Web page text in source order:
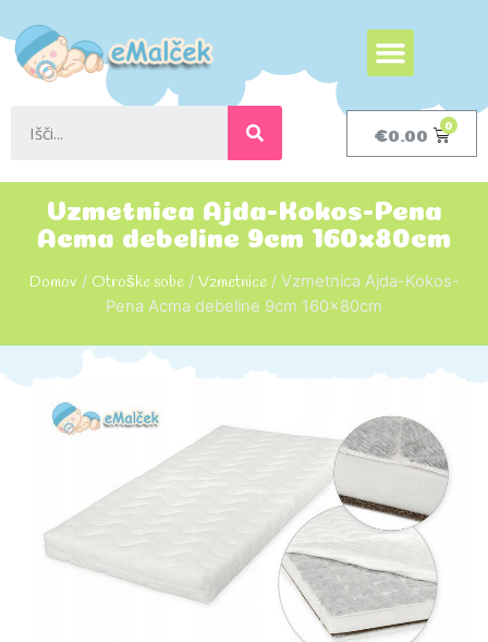
€0.00
Vzmetnica Ajda-Kokos-Pena
Acma debeline 9cm 160x80cm
Domov/ Otroške sobe/ Vzmetnice/ Vzmetnica Ajda-Kokos-
Pena Acma debeline 9cm 160x80cm